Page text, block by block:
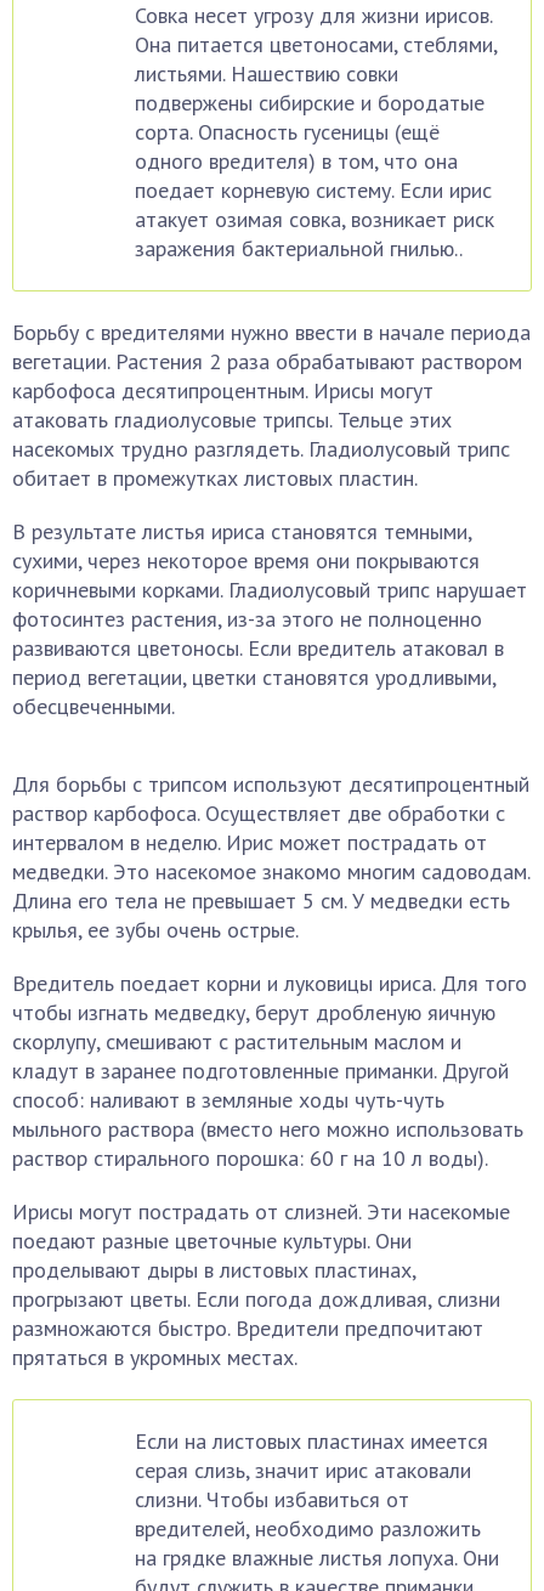
Совка несет угрозу для жизни ирисов.
Она питается цветоносами, стеблями,
листьями. Нашествию совки
подвержены сибирские и бородатые
сорта. Опасность гусеницы (ещё
одного вредителя) в том, что она
поедает корневую систему. Если ирис
атакует озимая совка, возникает риск
заражения бактериальной гнилью..
Борьбу с вредителями нужно ввести в начале периода
вегетации. Растения 2 раза обрабатывают раствором
карбофоса десятипроцентным. Ирисы могут
атаковать гладиолусовые трипсы. Тельце этих
насекомых трудно разглядеть. Гладиолусовый трипс
обитает в промежутках листовых пластин.
В результате листья ириса становятся темными,
сухими, через некоторое время они покрываются
коричневыми корками. Гладиолусовый трипс нарушает
фотосинтез растения, из-за этого не полноценно
развиваются цветоносы. Если вредитель атаковал в
период вегетации, цветки становятся уродливыми,
обесцвеченными.
Для борьбы с трипсом используют десятипроцентный
раствор карбофоса. Осуществляет две обработки с
интервалом в неделю. Ирис может пострадать от
медведки. Это насекомое знакомо многим садоводам.
Длина его тела не превышает 5 см. У медведки есть
крылья, ее зубы очень острые.
Вредитель поедает корни и луковицы ириса. Для того
чтобы изгнать медведку, берут дробленую яичную
скорлупу, смешивают с растительным маслом и
кладут в заранее подготовленные приманки. Другой
способ: наливают в земляные ходы чуть-чуть
мыльного раствора (вместо него можно использовать
раствор стирального порошка: 60 г на 10 л воды).
Ирисы могут пострадать от слизней. Эти насекомые
поедают разные цветочные культуры. Они
проделывают дыры в листовых пластинах,
прогрызают цветы. Если погода дождливая, слизни
размножаются быстро. Вредители предпочитают
прятаться в укромных местах.
Если на листовых пластинах имеется
серая слизь, значит ирис атаковали
слизни. Чтобы избавиться от
вредителей, необходимо разложить
на грядке влажные листья лопуха. Они